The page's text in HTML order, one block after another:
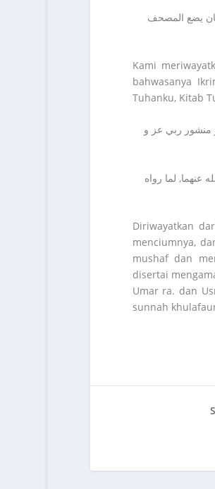
يضع المصحف
Kami
bahwasanya
Tuhanku, Kitab
منشور ربي عز و
عنهما, لما رواه
Diriwayatkan
menciumnya,
mushaf dan
disertai
Umar ra. dan
sunnah